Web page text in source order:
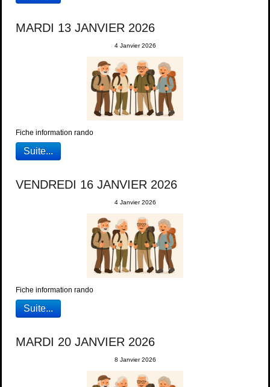
MARDI 13 JANVIER 2026
4 Janvier 2026
Fiche information rando
Suite...
VENDREDI 16 JANVIER 2026
4 Janvier 2026
Fiche information rando
Suite...
MARDI 20 JANVIER 2026
8 Janvier 2026